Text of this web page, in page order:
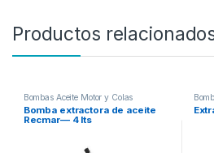
Productos
Bombas Aceite Motor y Colas
Bomba extractora de aceite
Recmar— 4 lts